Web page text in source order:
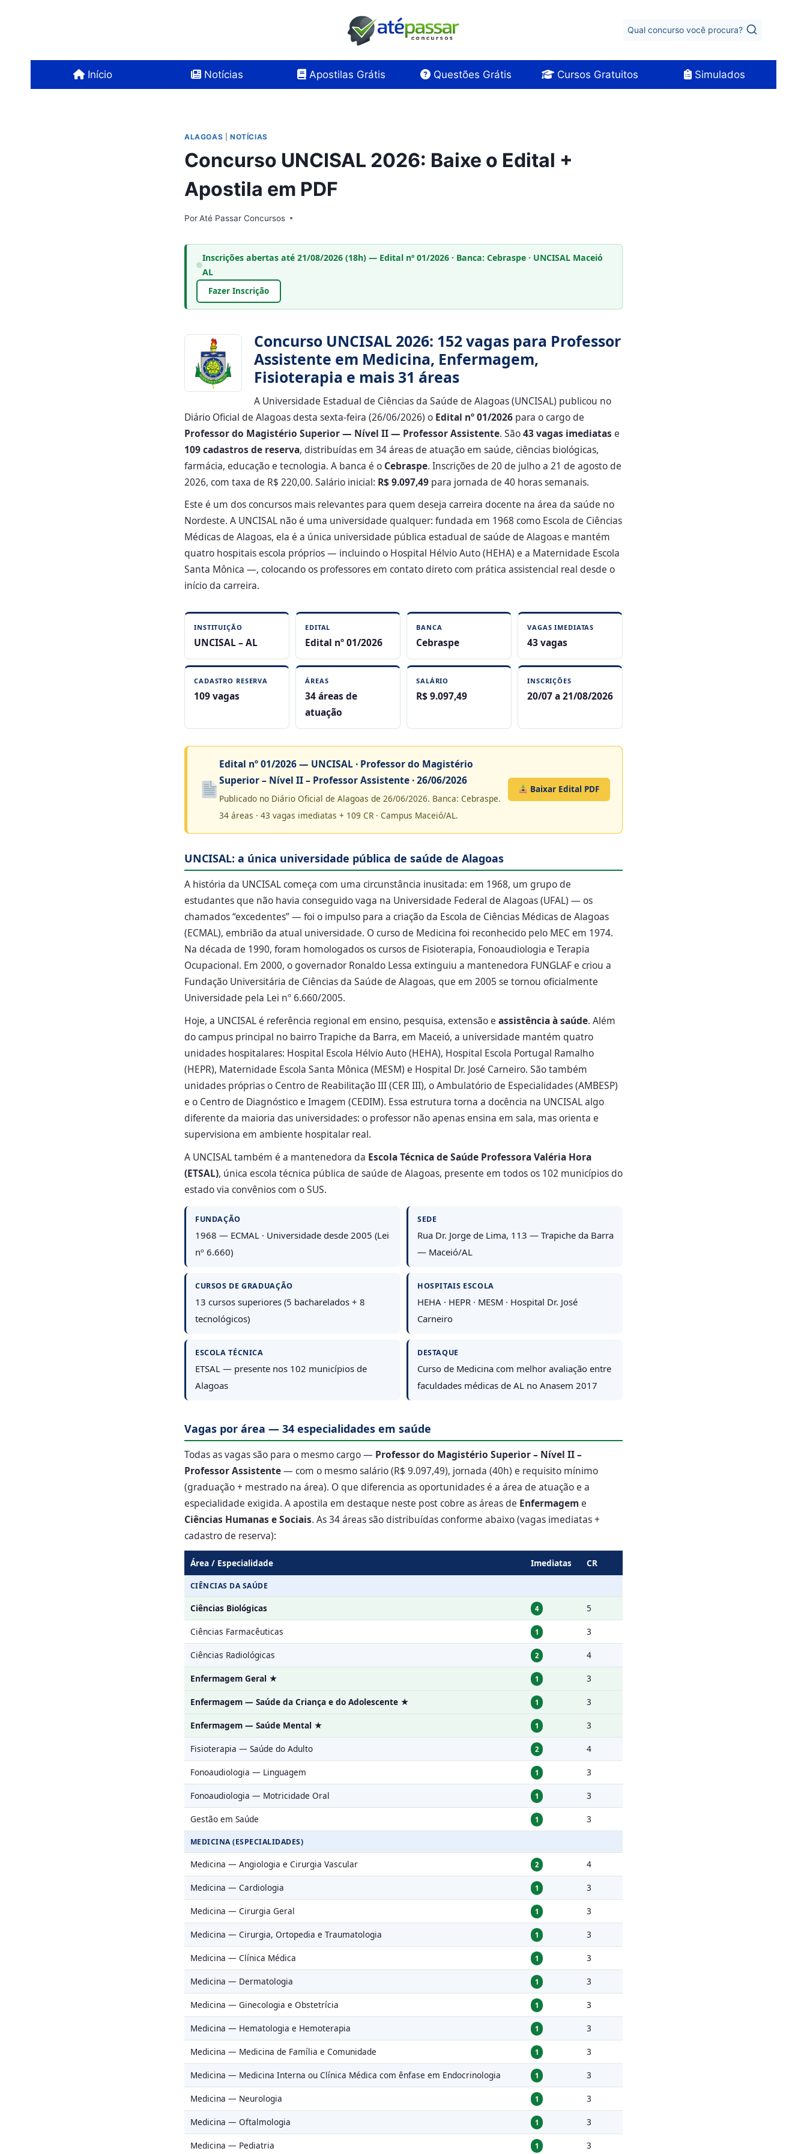
Qual concurso você procura?
Início Notícias Apostilas Grátis Questões Grátis Cursos Gratuitos Simulados
ALAGOAS NOTÍCIAS
Concurso UNCISAL 2026: Baixe o Edital +
Apostila em PDF
PorAté Passar Concursos
Inscrições abertas até 21/08/2026 (18h) — Edital nº 01/2026 · Banca: Cebraspe · UNCISAL Maceió
AL
Fazer Inscrição
Concurso UNCISAL 2026: 152 vagas para Professor
Assistente em Medicina, Enfermagem,
Fisioterapia e mais 31 áreas
A Universidade Estadual de Ciências da Saúde de Alagoas (UNCISAL) publicou no
Diário Oficial de Alagoas desta sexta-feira (26/06/2026) o Edital nº 01/2026 para o cargo de
Professor do Magistério Superior — Nível II — Professor Assistente. São43 vagas imediatas e
109 cadastros de reserva, distribuídas em 34 áreas de atuação em saúde, ciências biológicas,
farmácia, educação e tecnologia. A banca é o Cebraspe. Inscrições de 20 de julho a 21 de agosto de
2026, com taxa de R$ 220,00. Salário inicial: R$ 9.097,49 para jornada de 40 horas semanais.
Este é um dos concursos mais relevantes para quem deseja carreira docente na área da saúde no
Nordeste. A UNCISAL não é uma universidade qualquer: fundada em 1968 como Escola de Ciências
Médicas de Alagoas, ela é a única universidade pública estadual de saúde de Alagoas e mantém
quatro hospitais escola próprios — incluindo o Hospital Hélvio Auto (HEHA) e a Maternidade Escola
Santa Mônica —, colocando os professores em contato direto com prática assistencial real desde o
início da carreira.
INSTITUIÇÃO
UNCISAL – AL
EDITAL
Edital nº 01/2026
BANCA
Cebraspe
VAGAS IMEDIATAS
43 vagas
CADASTRO RESERVA
109 vagas
ÁREAS
34 áreas de
atuação
SALÁRIO
R$ 9.097,49
INSCRIÇÕES
20/07 a 21/08/2026
Edital nº 01/2026 — UNCISAL · Professor do Magistério
Superior – Nível II – Professor Assistente · 26/06/2026
Publicado no Diário Oficial de Alagoas de 26/06/2026. Banca: Cebraspe.
34 áreas · 43 vagas imediatas + 109 CR · Campus Maceió/AL.
Baixar Edital PDF
UNCISAL: a única universidade pública de saúde de Alagoas
A história da UNCISAL começa com uma circunstância inusitada: em 1968, um grupo de
estudantes que não havia conseguido vaga na Universidade Federal de Alagoas (UFAL) — os
chamados “excedentes” — foi o impulso para a criação da Escola de Ciências Médicas de Alagoas
(ECMAL), embrião da atual universidade. O curso de Medicina foi reconhecido pelo MEC em 1974.
Na década de 1990, foram homologados os cursos de Fisioterapia, Fonoaudiologia e Terapia
Ocupacional. Em 2000, o governador Ronaldo Lessa extinguiu a mantenedora FUNGLAF e criou a
Fundação Universitária de Ciências da Saúde de Alagoas, que em 2005 se tornou oficialmente
Universidade pela Lei nº 6.660/2005.
Hoje, a UNCISAL é referência regional em ensino, pesquisa, extensão e assistência à saúde. Além
do campus principal no bairro Trapiche da Barra, em Maceió, a universidade mantém quatro
unidades hospitalares: Hospital Escola Hélvio Auto (HEHA), Hospital Escola Portugal Ramalho
(HEPR), Maternidade Escola Santa Mônica (MESM) e Hospital Dr. José Carneiro. São também
unidades próprias o Centro de Reabilitação III (CER III), o Ambulatório de Especialidades (AMBESP)
e o Centro de Diagnóstico e Imagem (CEDIM). Essa estrutura torna a docência na UNCISAL algo
diferente da maioria das universidades: o professor não apenas ensina em sala, mas orienta e
supervisiona em ambiente hospitalar real.
A UNCISAL também é a mantenedora da Escola Técnica de Saúde Professora Valéria Hora
(ETSAL), única escola técnica pública de saúde de Alagoas, presente em todos os 102 municípios do
estado via convênios com o SUS.
FUNDAÇÃO
1968 — ECMAL · Universidade desde 2005 (Lei
nº 6.660)
SEDE
Rua Dr. Jorge de Lima, 113 — Trapiche da Barra
— Maceió/AL
CURSOS DE GRADUAÇÃO
13 cursos superiores (5 bacharelados + 8
tecnológicos)
HOSPITAIS ESCOLA
HEHA · HEPR · MESM · Hospital Dr. José
Carneiro
ESCOLA TÉCNICA
ETSAL — presente nos 102 municípios de
Alagoas
DESTAQUE
Curso de Medicina com melhor avaliação entre
faculdades médicas de AL no Anasem 2017
Vagas por área — 34 especialidades em saúde
Todas as vagas são para o mesmo cargo — Professor do Magistério Superior – Nível II –
Professor Assistente— com o mesmo salário (R$ 9.097,49), jornada (40h) e requisito mínimo
(graduação + mestrado na área). O que diferencia as oportunidades é a área de atuação e a
especialidade exigida. A apostila em destaque neste post cobre as áreas de Enfermagem e
Ciências Humanas e Sociais. As 34 áreas são distribuídas conforme abaixo (vagas imediatas +
cadastro de reserva):
Área / Especialidade Imediatas CR
CIÊNCIAS DA SAÚDE
Ciências Biológicas 4 5
Ciências Farmacêuticas 1 3
Ciências Radiológicas 2 4
Enfermagem Geral ★ 1 3
Enfermagem — Saúde da Criança e do Adolescente ★ 1 3
Enfermagem — Saúde Mental ★ 1 3
Fisioterapia — Saúde do Adulto 2 4
Fonoaudiologia — Linguagem 1 3
Fonoaudiologia — Motricidade Oral 1 3
Gestão em Saúde 1 3
MEDICINA (ESPECIALIDADES)
Medicina — Angiologia e Cirurgia Vascular 2 4
Medicina — Cardiologia 1 3
Medicina — Cirurgia Geral 1 3
Medicina — Cirurgia, Ortopedia e Traumatologia 1 3
Medicina — Clínica Médica 1 3
Medicina — Dermatologia 1 3
Medicina — Ginecologia e Obstetrícia 1 3
Medicina — Hematologia e Hemoterapia 1 3
Medicina — Medicina de Família e Comunidade 1 3
Medicina — Medicina Interna ou Clínica Médica com ênfase em Endocrinologia 1 3
Medicina — Neurologia 1 3
Medicina — Oftalmologia 1 3
Medicina — Pediatria 1 3